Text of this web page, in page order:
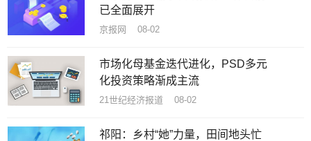
已全面展开
京报网 08-02
市场化母基金迭代进化，PSD多元
化投资策略渐成主流
21世纪经济报道 08-02
祁阳：乡村“她”力量，田间地头忙